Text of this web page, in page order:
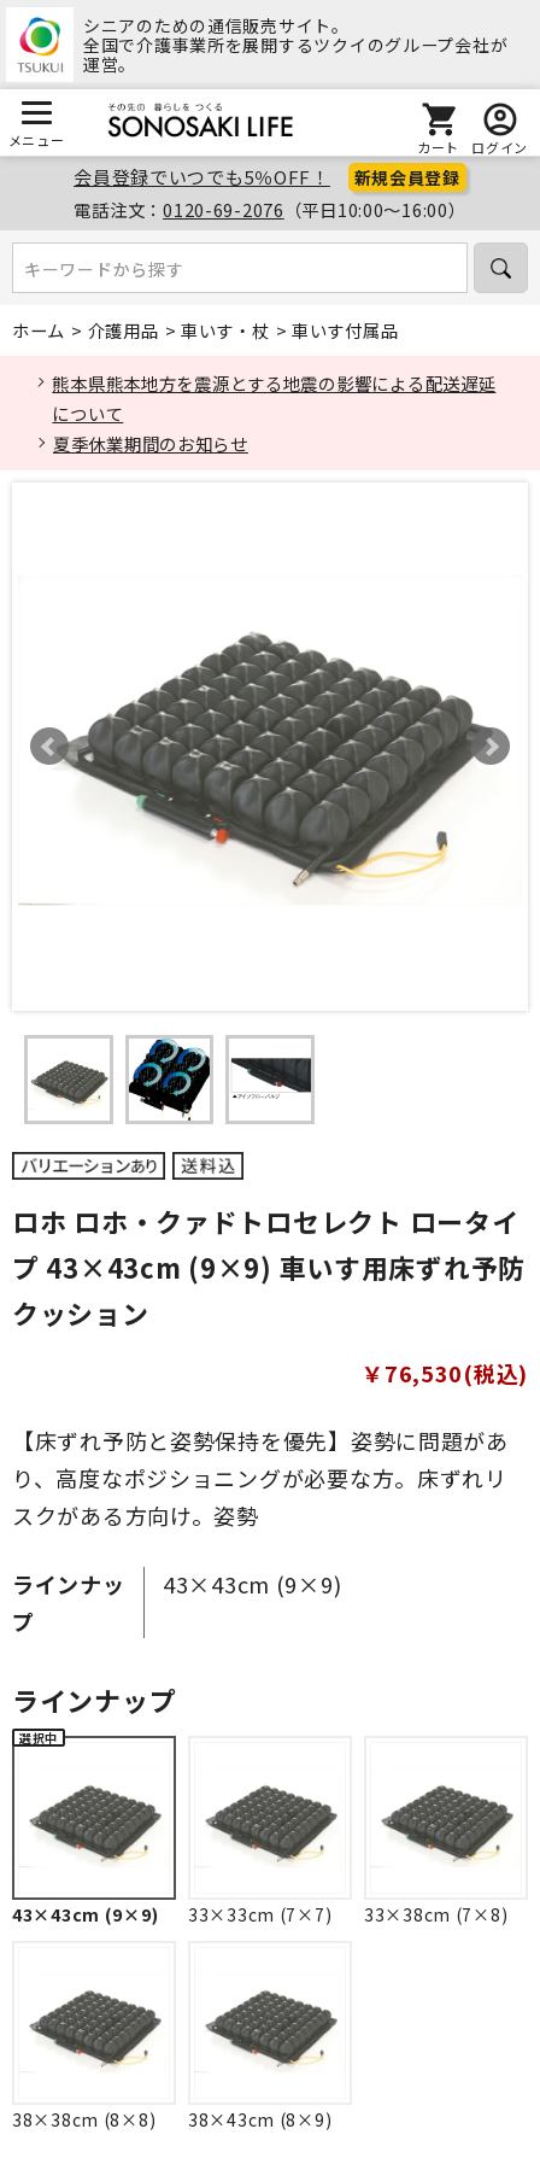
シニアのための通信販売サイト。
全国で介護事業所を展開するツクイのグループ会社が
運営。
メニュー カート ログイン
会員登録でいつでも5％OFF！ 新規会員登録
電話注文：0120-69-2076 （平日10:00～16:00）
キーワードから探す
キーワードから探す
ホーム > 介護用品 > 車いす・杖 >車いす付属品
熊本県熊本地方を震源とする地震の影響による配送遅延
について
夏季休業期間のお知らせ
ロホ ロホ・クァドトロセレクト ロータイ
プ 43×43cm (9×9) 車いす用床ずれ予防
クッション
【床ずれ予防と姿勢保持を優先】姿勢に問題があ
り、高度なポジショニングが必要な方。床ずれリ
スクがある方向け。姿勢
￥76,530(税込)
ラインナッ
プ
43×43cm (9×9)
ラインナップ
43×43cm (9×9) 33×33cm (7×7) 33×38cm (7×8)
38×38cm (8×8) 38×43cm (8×9)